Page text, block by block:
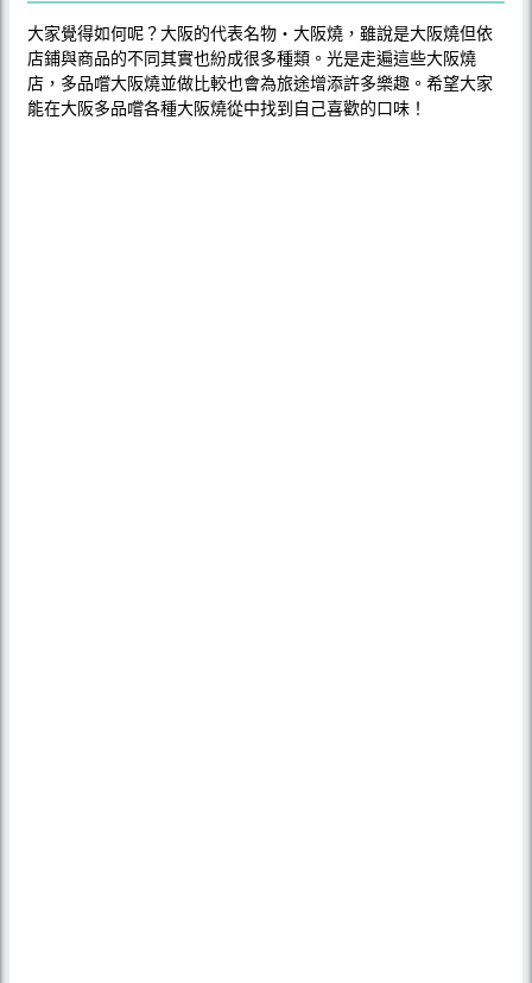
大家覺得如何呢？大阪的代表名物‧大阪燒，雖說是大阪燒但依
店鋪與商品的不同其實也紛成很多種類。光是走遍這些大阪燒
店，多品嚐大阪燒並做比較也會為旅途增添許多樂趣。希望大家
能在大阪多品嚐各種大阪燒從中找到自己喜歡的口味！